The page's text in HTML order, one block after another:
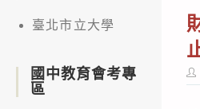
臺北市立大學
國中教育會考專
區